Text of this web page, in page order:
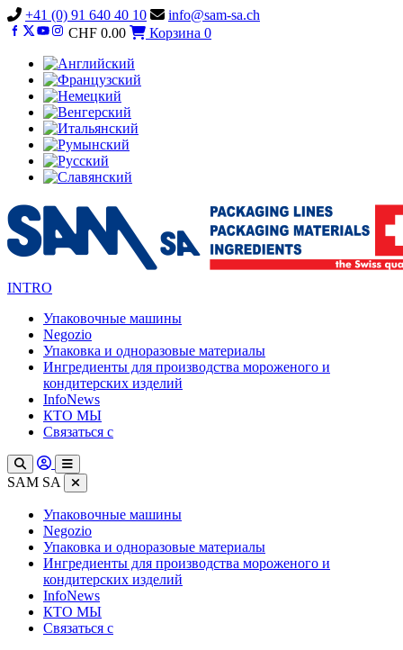
Vai
al
+41 (0) 91 640 40 10
info@sam-sa.ch
CHF 0.00 Корзина 0
INTRO
Упаковочные машины
Negozio
Упаковка и одноразовые материалы
Ингредиенты для производства мороженого и
кондитерских изделий
InfoNews
КТО МЫ
Связаться с
SAM SA
Упаковочные машины
Negozio
Упаковка и одноразовые материалы
Ингредиенты для производства мороженого и
кондитерских изделий
InfoNews
КТО МЫ
Связаться с